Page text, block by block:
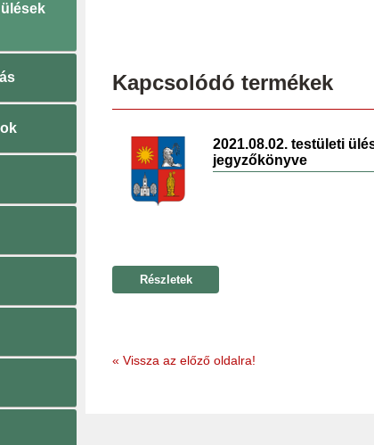
Kapcsolódó termékek
2021.08.02. testületi
jegyzőkönyve
Részletek
« Vissza az előző oldalra!